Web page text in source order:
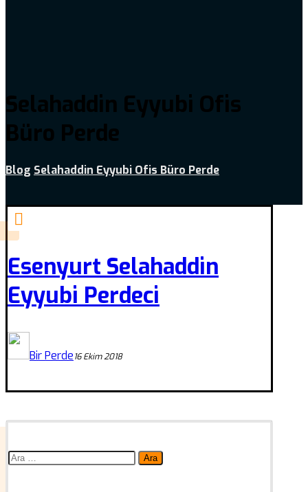
Selahaddin Eyyubi Ofis
Büro Perde
Blog Selahaddin Eyyubi Ofis Büro Perde
Esenyurt Selahaddin
Eyyubi Perdeci
Bir Perde16 Ekim 2018
Arama: